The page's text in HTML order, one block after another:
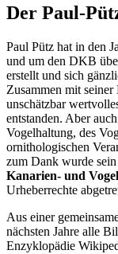
Der Paul-
Paul Pütz hat in den
und um den DKB
erstellt und sich
Zusammen mit
unschätzbar
entstanden. Aber
Vogelhaltung, des
ornithologischen
zum Dank wurde
Kanarien- und
Urheberrechte
Aus einer
nächsten Jahre alle
Enzyklopädie